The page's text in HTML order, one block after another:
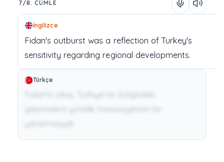
7/8. CÜMLE
İngilizce
Fidan's outburst was a reflection ofTurkey's
sensitivity regarding regional developments.
Türkçe
Fidan'ın çıkışı, Türkiye'nin bölgedeki
gelişmelere yönelik hassasiyetinin bir